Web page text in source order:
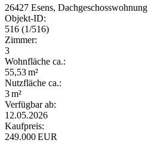
26427 Esens, Dachgeschosswohnung
Objekt-ID:
516 (1/516)
Zimmer:
3
Wohnfläche ca.:
55,53 m²
Nutzfläche ca.:
3 m²
Verfügbar ab:
12.05.2026
Kaufpreis:
249.000 EUR